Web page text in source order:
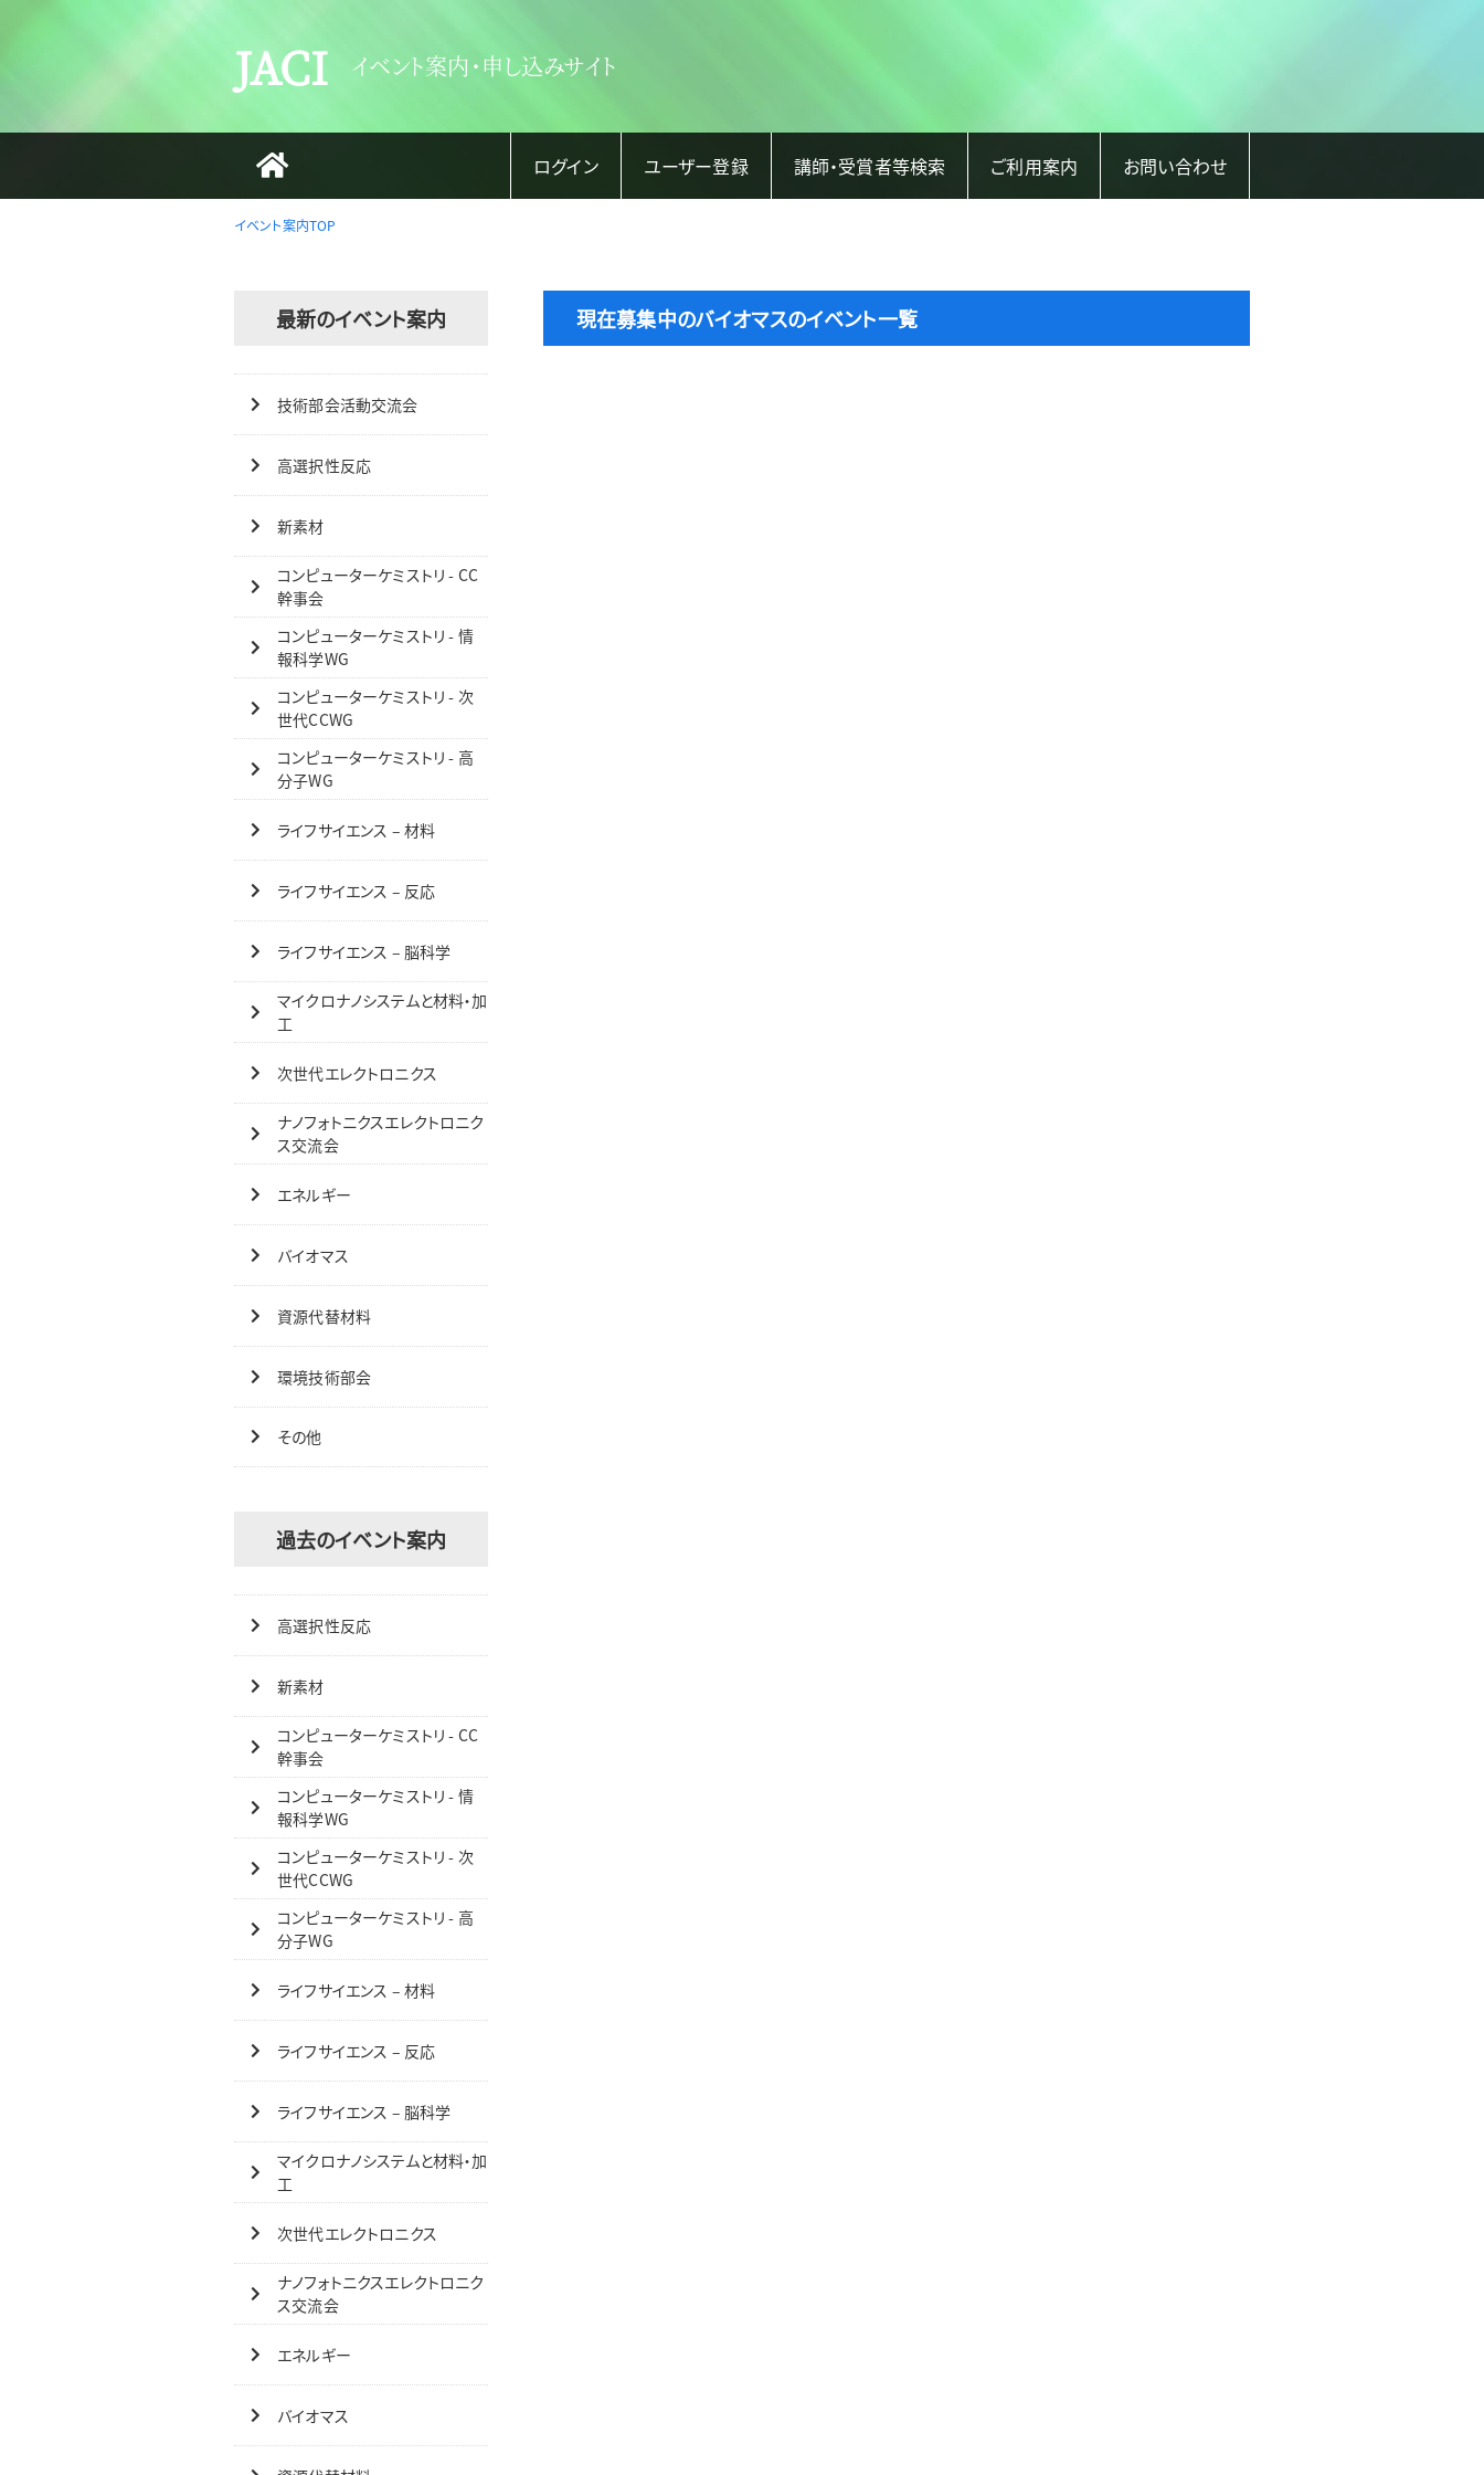
JACI イベント案内・申し込みサイト
ログイン ユーザー登録 講師・受賞者等検索 ご利用案内 お問い合わせ
イベント案内TOP
現在募集中のバイオマスのイベント一覧
最新のイベント案内
技術部会活動交流会
高選択性反応
新素材
コンピューターケミストリ - CC
幹事会
コンピューターケミストリ - 情
報科学WG
コンピューターケミストリ - 次
世代CCWG
コンピューターケミストリ - 高
分子WG
ライフサイエンス – 材料
ライフサイエンス – 反応
ライフサイエンス – 脳科学
マイクロナノシステムと材料・加
工
次世代エレクトロニクス
ナノフォトニクスエレクトロニク
ス交流会
エネルギー
バイオマス
資源代替材料
環境技術部会
その他
過去のイベント案内
高選択性反応
新素材
コンピューターケミストリ - CC
幹事会
コンピューターケミストリ - 情
報科学WG
コンピューターケミストリ - 次
世代CCWG
コンピューターケミストリ - 高
分子WG
ライフサイエンス – 材料
ライフサイエンス – 反応
ライフサイエンス – 脳科学
マイクロナノシステムと材料・加
工
次世代エレクトロニクス
ナノフォトニクスエレクトロニク
ス交流会
エネルギー
バイオマス